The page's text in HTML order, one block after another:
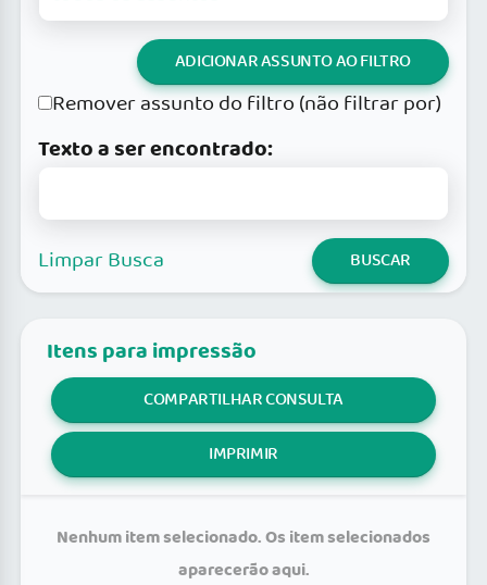
ADICIONAR ASSUNTO AO FILTRO
Remover assunto do filtro (não filtrar por)
Texto a ser encontrado:
Limpar Busca BUSCAR
Itens para impressão
COMPARTILHAR CONSULTA
IMPRIMIR
Nenhum item selecionado. Os item selecionados
aparecerão aqui.